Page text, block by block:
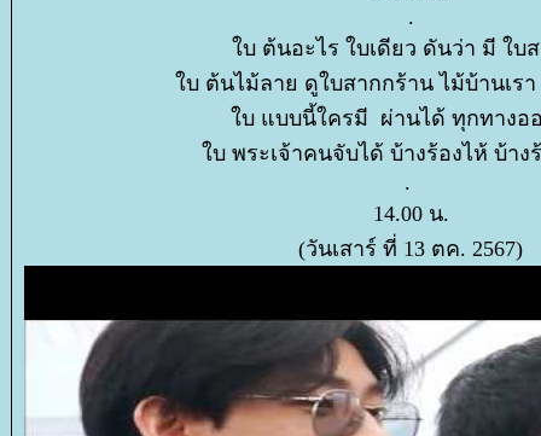
.
บ ต้นอะไร ใบเดียว ดันว่า มี ใบ
บ ต้นไม้ลาย ดูใบสากกร้าน ไม้บ้านเรา
บ แบบนี้ใครมี ผ่านได้ ทุกทางอ
บ พระเจ้าคนจับได้ บ้างร้องไห้ บ้าง
.
14.00 น.
(วันเสาร์ ที่ 13 ตค. 2567)